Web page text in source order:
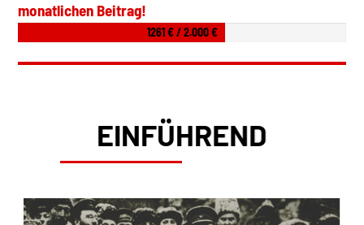
monatlichen Beitrag!
1261 € / 2.000 €
EINFÜHREND